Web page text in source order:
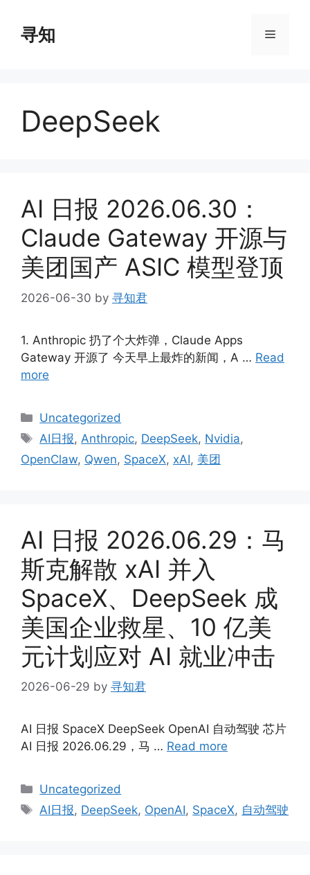
content
寻知 Menu
DeepSeek
AI 日报 2026.06.30：
Claude Gateway 开源与
美团国产 ASIC 模型登顶
2026-06-30 by 寻知君
1. Anthropic 扔了个大炸弹，Claude Apps
Gateway 开源了 今天早上最炸的新闻，A … Read
more
Categories
Uncategorized
Tags
AI日报, Anthropic, DeepSeek, Nvidia,
OpenClaw, Qwen, SpaceX, xAI, 美团
AI 日报 2026.06.29：马
斯克解散 xAI 并入
SpaceX、DeepSeek 成
美国企业救星、10 亿美
元计划应对 AI 就业冲击
2026-06-29 by 寻知君
AI 日报 SpaceX DeepSeek OpenAI 自动驾驶 芯片
AI 日报 2026.06.29，马 … Read more
Categories
Uncategorized
Tags
AI日报, DeepSeek, OpenAI, SpaceX, 自动驾驶